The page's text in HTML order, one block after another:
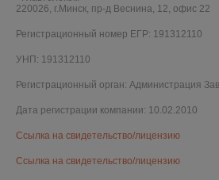
220026, г.Минск, пр-д Веснина, 12, офис 22
Регистрационный номер ЕГР: 191312110
УНП: 191312110
Регистрационный орган: Администрация
Дата регистрации компании: 10.02.2010
Ссылка на свидетельство/лицензию
Ссылка на свидетельство/лицензию